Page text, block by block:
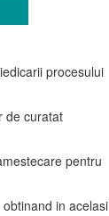
procesului
de curatat
pentru
in acelasi